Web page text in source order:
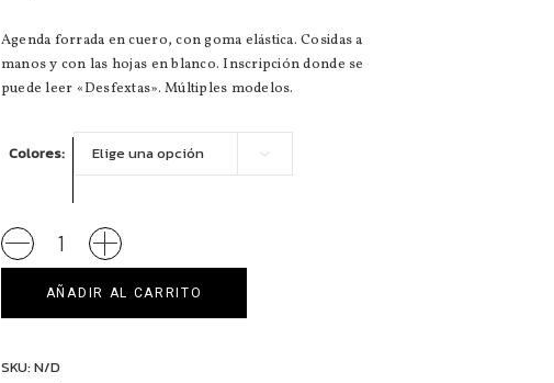
Agenda forrada en cuero, con goma elástica. Cosidas a
manos y con las hojas en blanco. Inscripción donde se
puede leer «Desfextas». Múltiples modelos.
Colores Elige una opción
Agenda
de
quantityAÑADIR AL CARRITO
SKU:N/D